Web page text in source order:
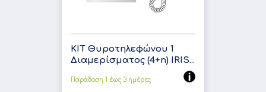
ΚΙΤ Θυροτηλεφώνου 1
Διαμερίσματος (4+n) IRIS...
Παράδοση 1 έως 3 ημέρες